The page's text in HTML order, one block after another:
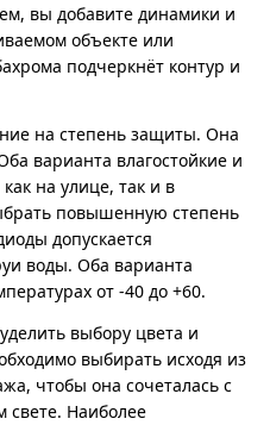
вы добавите динамики и
объекте или
подчеркнёт контур и
на степень защиты. Она
варианта влагостойкие и
на улице, так и в
повышенную степень
допускается
воды. Оба варианта
от -40 до +60.
выбору цвета и
выбирать исходя из
чтобы она сочеталась с
свете. Наиболее